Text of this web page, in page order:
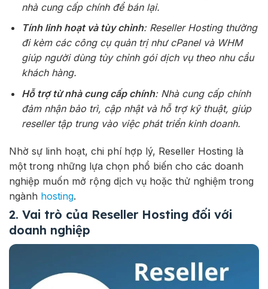
nhà cung cấp chính để bán lại.
Tính linh hoạt và tùy chỉnh: Reseller Hosting thường
đi kèm các công cụ quản trị như cPanel và WHM
giúp người dùng tùy chỉnh gói dịch vụ theo nhu cầu
khách hàng.
Hỗ trợ từ nhà cung cấp chính: Nhà cung cấp chính
đảm nhận bảo trì, cập nhật và hỗ trợ kỹ thuật, giúp
reseller tập trung vào việc phát triển kinh doanh.
Nhờ sự linh hoạt, chi phí hợp lý, Reseller Hosting là
một trong những lựa chọn phổ biến cho các doanh
nghiệp muốn mở rộng dịch vụ hoặc thử nghiệm trong
ngành hosting.
2. Vai trò của Reseller Hosting đối với
doanh nghiệp